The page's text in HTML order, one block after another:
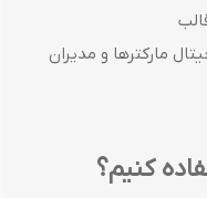
مارکترها و مدیران
کنیم؟